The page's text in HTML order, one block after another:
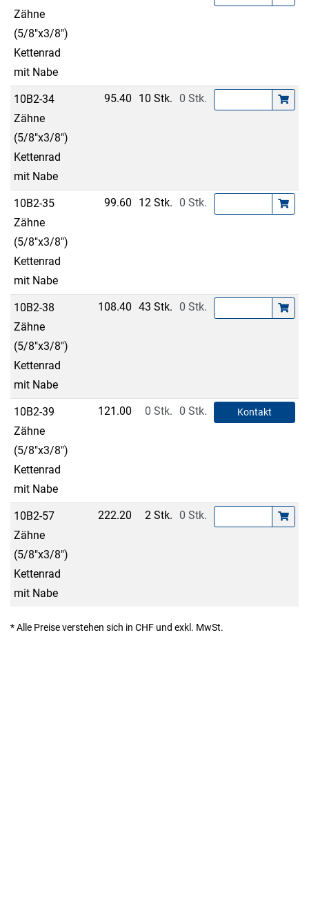
Zähne
(5/8"x3/8")
Kettenrad
mit Nabe
10B2-34
Zähne
(5/8"x3/8")
Kettenrad
mit Nabe
95.40 10 Stk. 0 Stk.
10B2-35
Zähne
(5/8"x3/8")
Kettenrad
mit Nabe
99.60 12 Stk. 0 Stk.
10B2-38
Zähne
(5/8"x3/8")
Kettenrad
mit Nabe
108.40 43 Stk. 0 Stk.
10B2-39
Zähne
(5/8"x3/8")
Kettenrad
mit Nabe
121.00 0 Stk. 0 Stk. Kontakt
10B2-57
Zähne
(5/8"x3/8")
Kettenrad
mit Nabe
222.20 2 Stk. 0 Stk.
* Alle Preise verstehen sich in CHF und exkl. MwSt.